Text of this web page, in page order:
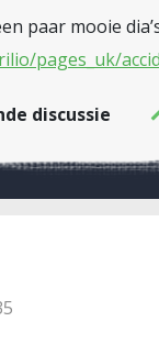
paar mooie
pages_uk/
discussie